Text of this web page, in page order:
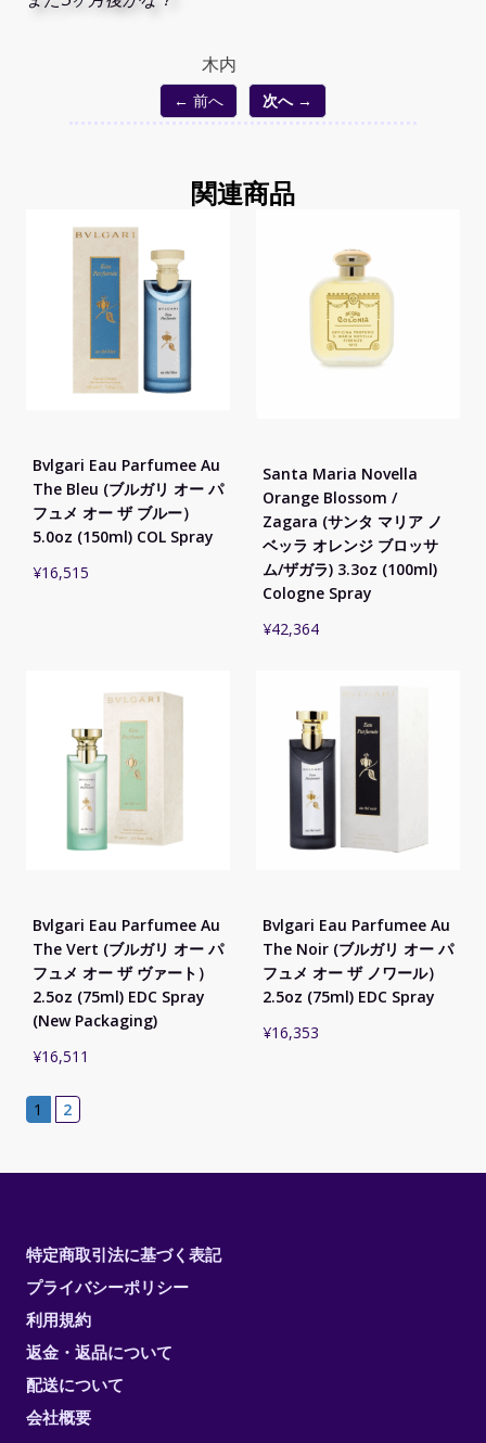
木内
← 前へ 次へ →
関連商品
Bvlgari Eau Parfumee Au
The Bleu (ブルガリ オー パ
フュメ オー ザ ブルー）
5.0oz (150ml) COL Spray
¥16,515
Santa Maria Novella
Orange Blossom /
Zagara (サンタ マリア ノ
ベッラ オレンジ ブロッサ
ム/ザガラ) 3.3oz (100ml)
Cologne Spray
¥42,364
Bvlgari Eau Parfumee Au
The Vert (ブルガリ オー パ
フュメ オー ザ ヴァート）
2.5oz (75ml) EDC Spray
(New Packaging)
¥16,511
Bvlgari Eau Parfumee Au
The Noir (ブルガリ オー パ
フュメ オー ザ ノワール）
2.5oz (75ml) EDC Spray
¥16,353
1 2
特定商取引法に基づく表記
プライバシーポリシー
利用規約
返金・返品について
配送について
会社概要